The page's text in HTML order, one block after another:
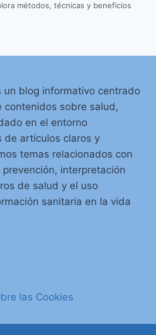
métodos, técnicas y beneficios
un blog informativo centrado
contenidos sobre salud,
en el entorno
de artículos claros y
temas relacionados con
interpretación
de salud y el uso
sanitaria en la vida
las Cookies